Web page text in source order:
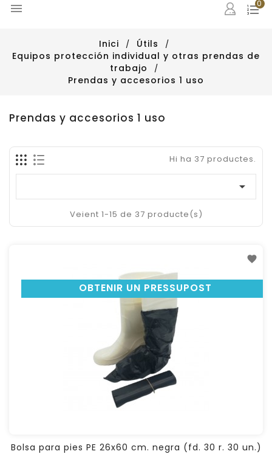
 0
Inici
Útils
Equipos protección individual y otras prendas de
trabajo
Prendas y accesorios 1 uso
Prendas y accesorios 1 uso
Hi ha 37 productes.

Veient 1-15 de 37 producte(s)
OBTENIR UN PRESSUPOST
Bolsa para pies PE 26x60 cm. negra (fd. 30 r. 30 un.)